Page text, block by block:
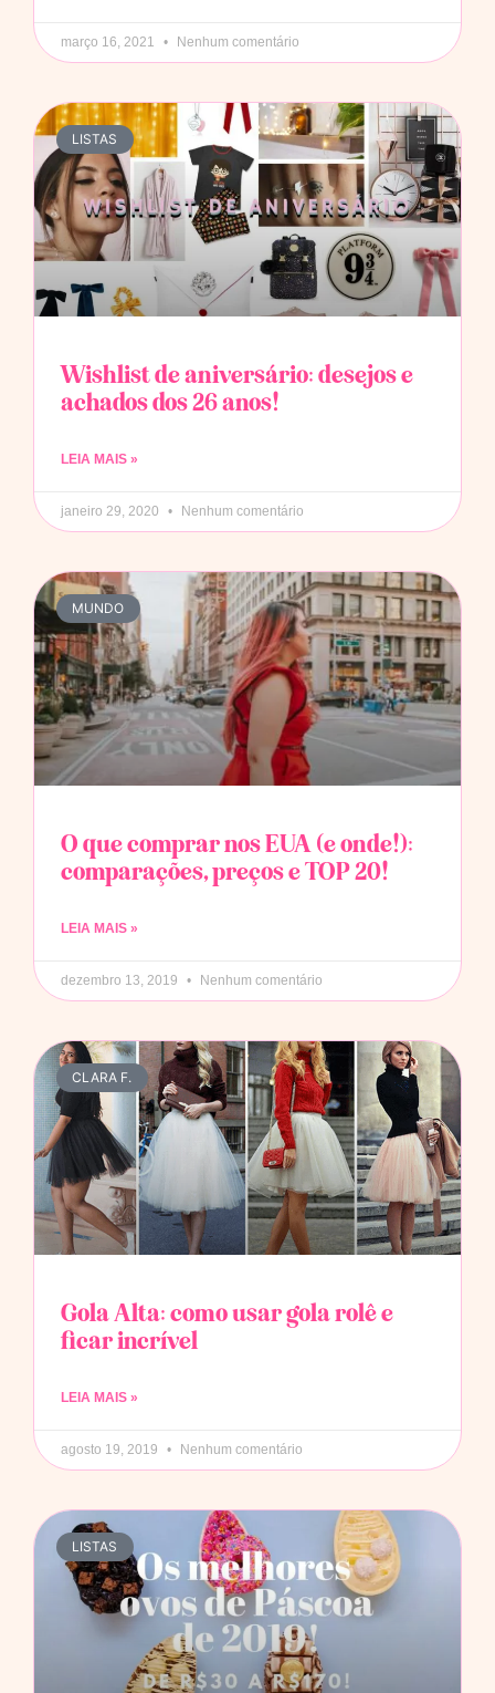
março 16, 2021 Nenhum comentário
LISTAS
Wishlist de aniversário: desejos e
achados dos 26 anos!
LEIA MAIS »
janeiro 29, 2020 Nenhum comentário
MUNDO
O que comprar nos EUA (e onde!):
comparações, preços e TOP 20!
LEIA MAIS »
dezembro 13, 2019 Nenhum comentário
CLARA F.
Gola Alta: como usar gola rolê e
ficar incrível
LEIA MAIS »
agosto 19, 2019 Nenhum comentário
LISTAS